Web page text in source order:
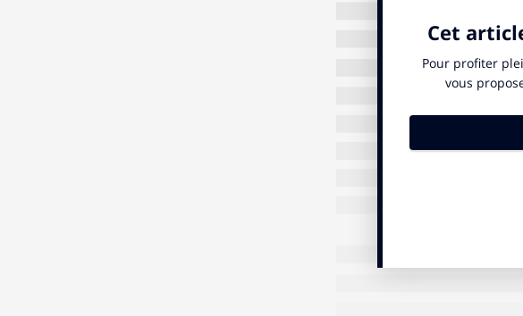
supporter cette c.… » Il
s’affiche sur l’écran de
alors, il est si beau que ça,
Moment de panique. Je
semble-t-il, rien lu du